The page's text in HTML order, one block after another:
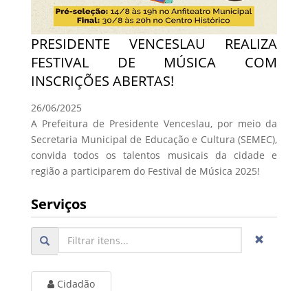
PRESIDENTE VENCESLAU REALIZA
FESTIVAL DE MÚSICA COM
INSCRIÇÕES ABERTAS!
26/06/2025
A Prefeitura de Presidente Venceslau, por meio da
Secretaria Municipal de Educação e Cultura (SEMEC),
convida todos os talentos musicais da cidade e
região a participarem do Festival de Música 2025!
Serviços
Cidadão